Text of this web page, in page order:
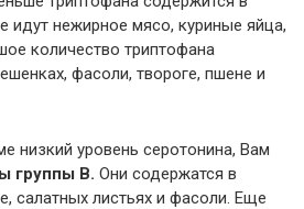
идут нежирное мясо, куриные яйца,
количество триптофана
фасоли, твороге, пшене и
низкий уровень серотонина, Вам
группы В. Они содержатся в
салатных листьях и фасоли. Еще